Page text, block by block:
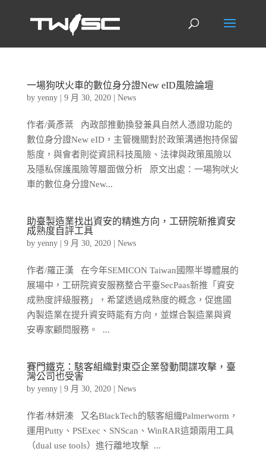
一場狗吠火車的數位身分證New eID風險論壇
by yenny| 9 月 30, 2020| News
作者/黃彥棻 內政部推動換發兼具自然人憑證功能的
數位身分證New eID，主管機關對於政策溝通抱持保留
態度，與會者則從資訊科技風險、法律與政策風險以
及隱私保護風險等層面做分析 原文出處：一場狗吠火
車的數位身分證New...
助臺製造業找出資安的精進方向，工研院新推資安
成熟度自評工具
by yenny| 9 月 30, 2020| News
作者/羅正漢 在今年SEMICON Taiwan國際半導體展的
展場中，工研院資安服務整合平臺SecPaas新推「資安
成熟度評級服務」，希望透過成熟度的概念，促進國
內製造業在提升資安時能有方向，並媒合製造業與資
安專家顧問服務。 ...
賽門鐵克：駭客組織對東亞企業發動間諜攻擊，臺
灣公司也受害
by yenny| 9 月 30, 2020| News
作者/林妍溱 又名BlackTech的駭客組織Palmerworm，
運用Putty、PSExec、SNScan、WinRAR這類兩用工具
（dual use tools）進行離地攻擊 ...